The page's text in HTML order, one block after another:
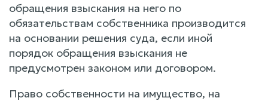
обращения взыскания на него по
обязательствам собственника производится
на основании решения суда, если иной
порядок обращения взыскания не
предусмотрен законом или договором.
Право собственности на имущество, на